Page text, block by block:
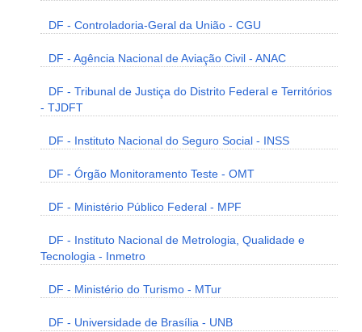
DF - Controladoria-Geral da União - CGU
DF - Agência Nacional de Aviação Civil - ANAC
DF - Tribunal de Justiça do Distrito Federal e Territórios
- TJDFT
DF - Instituto Nacional do Seguro Social - INSS
DF - Órgão Monitoramento Teste - OMT
DF - Ministério Público Federal - MPF
DF - Instituto Nacional de Metrologia, Qualidade e
Tecnologia - Inmetro
DF - Ministério do Turismo - MTur
DF - Universidade de Brasília - UNB